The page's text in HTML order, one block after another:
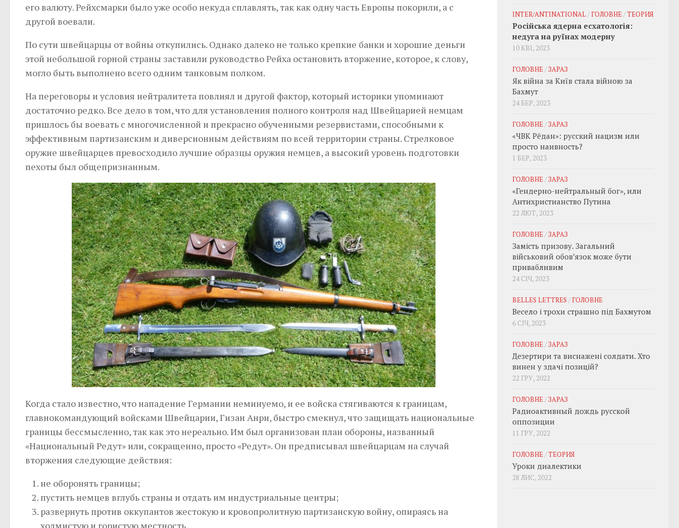
его валюту. Рейхсмарки было уже особо некуда сплавлять, так как одну часть Европы покорили, а с
другой воевали.
По сути швейцарцы от войны откупились. Однако далеко не только крепкие банки и хорошие деньги
этой небольшой горной страны заставили руководство Рейха остановить вторжение, которое, к слову,
могло быть выполнено всего одним танковым полком.
На переговоры и условия нейтралитета повлиял и другой фактор, который историки упоминают
достаточно редко. Все дело в том, что для установления полного контроля над Швейцарией немцам
пришлось бы воевать с многочисленной и прекрасно обученными резервистами, способными к
эффективным партизанским и диверсионным действиям по всей территории страны. Стрелковое
оружие швейцарцев превосходило лучшие образцы оружия немцев, а высокий уровень подготовки
пехоты был общепризнанным.
Когда стало известно, что нападение Германии неминуемо, и ее войска стягиваются к границам,
главнокомандующий войсками Швейцарии, Гизан Анри, быстро смекнул, что защищать национальные
границы бессмысленно, так как это нереально. Им был организован план обороны, названный
«Национальный Редут» или, сокращенно, просто «Редут». Он предписывал швейцарцам на случай
вторжения следующие действия:
не оборонять границы;
пустить немцев вглубь страны и отдать им индустриальные центры;
развернуть против оккупантов жестокую и кровопролитную партизанскую войну, опираясь на
холмистую и гористую местность.
INTER/ANTINATIONAL/ГОЛОВНЕ/ТЕОРИЯ
Російська ядерна есхатологія:
недуга на руїнах модерну
10 КВІ, 2023
ГОЛОВНЕ/ЗАРАЗ
Як війна за Київ стала війною за
Бахмут
24 БЕР, 2023
ГОЛОВНЕ/ЗАРАЗ
«ЧВК Рёдан»: русский нацизм или
просто наивность?
1 БЕР, 2023
ГОЛОВНЕ/ЗАРАЗ
«Гендерно-нейтральный бог», или
Антихристианство Путина
22 ЛЮТ, 2023
ГОЛОВНЕ/ЗАРАЗ
Замість призову. Загальний
військовий обовʼязок може бути
привабливим
24 СІЧ, 2023
BELLES LETTRES /ГОЛОВНЕ
Весело і трохи страшно під Бахмутом
6 СІЧ, 2023
ГОЛОВНЕ/ЗАРАЗ
Дезертири та виснажені солдати. Хто
винен у здачі позицій?
22 ГРУ, 2022
ГОЛОВНЕ/ЗАРАЗ
Радиоактивный дождь русской
оппозиции
11 ГРУ, 2022
ГОЛОВНЕ/ТЕОРИЯ
Уроки диалектики
28 ЛИС, 2022